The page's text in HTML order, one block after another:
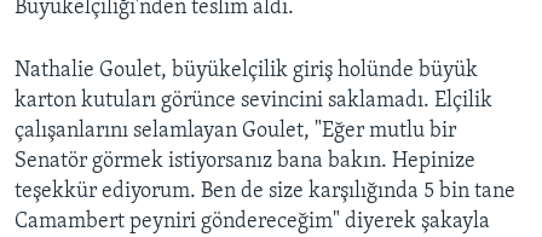
Büyükelçiliği'nden teslim aldı.
Nathalie Goulet, büyükelçilik giriş holünde büyük
karton kutuları görünce sevincini saklamadı. Elçilik
çalışanlarını selamlayan Goulet, "Eğer mutlu bir
Senatör görmek istiyorsanız bana bakın. Hepinize
teşekkür ediyorum. Ben de size karşılığında 5 bin tane
Camambert peyniri göndereceğim" diyerek şakayla